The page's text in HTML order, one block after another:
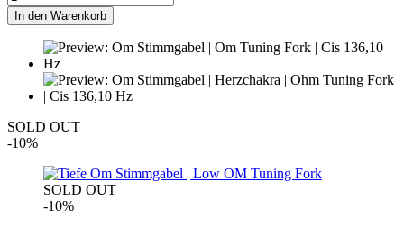
In den Warenkorb
SOLD OUT
-10%
SOLD OUT
-10%